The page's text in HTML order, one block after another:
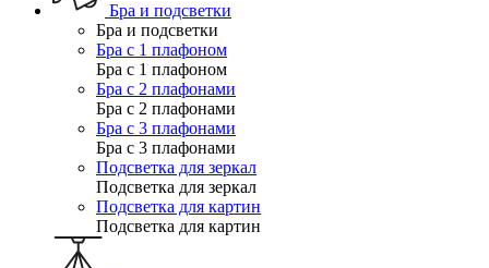
Бра и подсветки
Бра и подсветки
Бра с 1 плафоном
Бра с 1 плафоном
Бра с 2 плафонами
Бра с 2 плафонами
Бра с 3 плафонами
Бра с 3 плафонами
Подсветка для зеркал
Подсветка для зеркал
Подсветка для картин
Подсветка для картин